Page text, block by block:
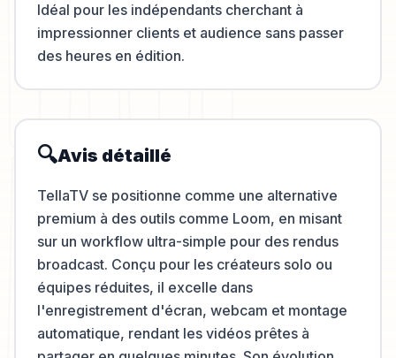
Idéal pour les indépendants cherchant à
impressionner clients et audience sans passer
des heures en édition.
🔍Avis détaillé
TellaTV se positionne comme une alternative
premium à des outils comme Loom, en misant
sur un workflow ultra-simple pour des rendus
broadcast. Conçu pour les créateurs solo ou
équipes réduites, il excelle dans
l'enregistrement d'écran, webcam et montage
automatique, rendant les vidéos prêtes à